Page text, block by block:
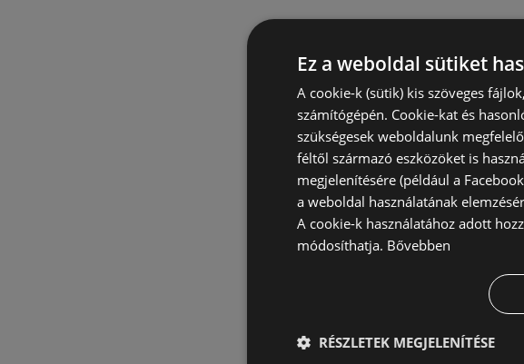
Ez a weboldal sütiket
A cookie-k (sütik) kis szöveges
számítógépén. Cookie-kat és
szükségesek weboldalunk
féltől származó eszközöket is
megjelenítésére (például a
a weboldal használatának
A cookie-k használatához adott
módosíthatja. Bővebben
RÉSZLETEK MEGJELENÍTÉSE